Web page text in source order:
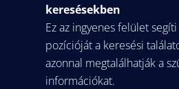
keresésekben
Ez az ingyenes felület
pozícióját a keresési
azonnal megtalálhatják a
információkat.